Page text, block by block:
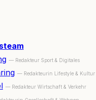
— Redakteur Sport & Digitales
— Redakteurin Lifestyle & Kultur
— Redakteur Wirtschaft & Verkehr